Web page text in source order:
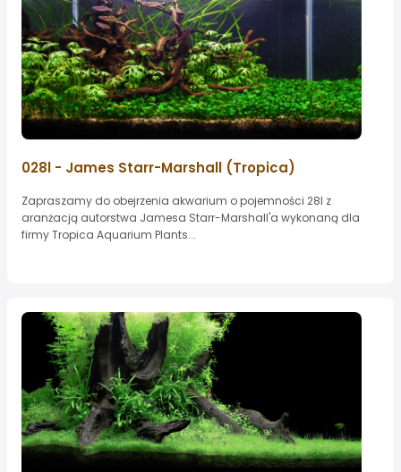
028l - James Starr-Marshall (Tropica)
Zapraszamy do obejrzenia akwarium o pojemności 28l z
aranżacją autorstwa Jamesa Starr-Marshall'a wykonaną dla
firmy Tropica Aquarium Plants...